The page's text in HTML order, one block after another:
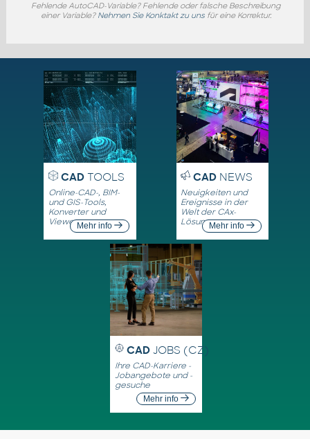
Fehlende AutoCAD-Variable? Fehlende oder falsche Beschreibung
einer Variable? Nehmen Sie Konktakt zu unsfür eine Korrektur.
CADTOOLS
Online-CAD-, BIM-
und GIS-Tools,
Konverter und
ViewerMehr info
CADNEWS
Neuigkeiten und
Ereignisse in der
Welt der CAx-
LösungenMehr info
CAD JOBS (CZ)
Ihre CAD-Karriere -
Jobangebote und -
gesuche
Mehr info